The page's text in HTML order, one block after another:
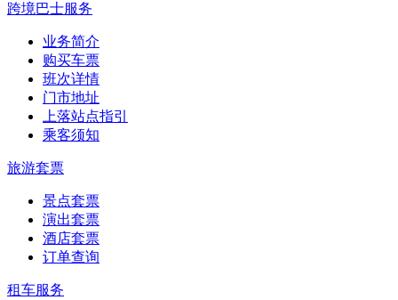
跨境巴士服务
业务简介
购买车票
班次详情
门市地址
上落站点指引
乘客须知
旅游套票
景点套票
演出套票
酒店套票
订单查询
租车服务